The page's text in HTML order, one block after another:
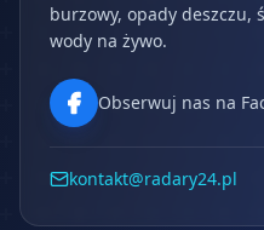
burzowy, opady
wody na żywo.
Obserwuj nas na
kontakt@radary24.pl